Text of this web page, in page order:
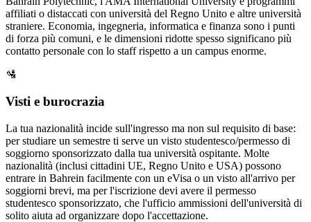
affiliati o distaccati con università del Regno Unito e altre università
straniere. Economia, ingegneria, informatica e finanza sono i punti
di forza più comuni, e le dimensioni ridotte spesso significano più
contatto personale con lo staff rispetto a un campus enorme.
🛂
Visti e burocrazia
La tua nazionalità incide sull'ingresso ma non sul requisito di base:
per studiare un semestre ti serve un visto studentesco/permesso di
soggiorno sponsorizzato dalla tua università ospitante. Molte
nazionalità (inclusi cittadini UE, Regno Unito e USA) possono
entrare in Bahrein facilmente con un eVisa o un visto all'arrivo per
soggiorni brevi, ma per l'iscrizione devi avere il permesso
studentesco sponsorizzato, che l'ufficio ammissioni dell'università di
solito aiuta ad organizzare dopo l'accettazione.